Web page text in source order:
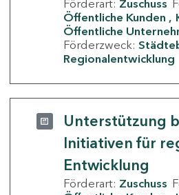
Förderart: Zuschuss
Öffentliche Kunden
Öffentliche
Förderzweck:
Regionalentwicklung
Unterstützung
Initiativen für
Entwicklung
Förderart: Zuschuss